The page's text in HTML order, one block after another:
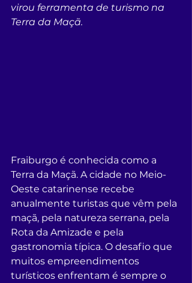
virou ferramenta de turismo na
Terra da Maçã.
Fraiburgo é conhecida como a
Terra da Maçã. A cidade no Meio-
Oeste catarinense recebe
anualmente turistas que vêm pela
maçã, pela natureza serrana, pela
Rota da Amizade e pela
gastronomia típica. O desafio que
muitos empreendimentos
turísticos enfrentam é sempre o